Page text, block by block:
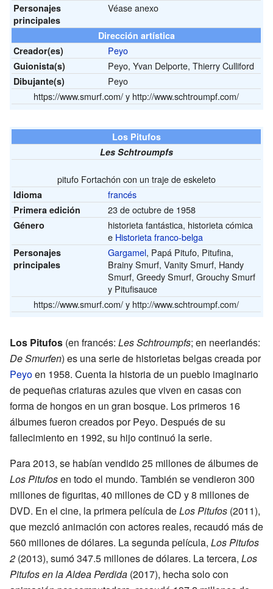
Personajes
principales
Véase anexo
Dirección artística
Creador(es)
Peyo
Guionista(s) Peyo, Yvan Delporte, Thierry Culliford
Dibujante(s)
Peyo
https://www.smurf.com/y http://www.schtroumpf.com/
Los Pitufos
Les Schtroumpfs
pitufo Fortachón con un traje de eskeleto
Idioma francés
Primera edición 23 de octubre de 1958
Género
historieta fantástica, historieta cómica
e Historieta franco-belga
Personajes
principales
Gargamel, Papá Pitufo, Pitufina,
Brainy Smurf, Vanity Smurf, Handy
Smurf, Greedy Smurf, Grouchy Smurf
y Pitufisauce
https://www.smurf.com/y http://www.schtroumpf.com/
Los Pitufos (en francés: Les Schtroumpfs; en neerlandés:
De Smurfen) es una serie de historietas belgas creada por
Peyoen 1958. Cuenta la historia de un pueblo imaginario
de pequeñas criaturas azules que viven en casas con
forma de hongos en un gran bosque. Los primeros 16
álbumes fueron creados por Peyo. Después de su
fallecimiento en 1992, su hijo continuó la serie.
Para 2013, se habían vendido 25 millones de álbumes de
Los Pitufosen todo el mundo. También se vendieron 300
millones de figuritas, 40 millones de CD y 8 millones de
DVD. En el cine, la primera película deLos Pitufos (2011),
que mezcló animación con actores reales, recaudó más de
560 millones de dólares. La segunda película, Los Pitufos
2 (2013), sumó 347.5 millones de dólares. La tercera, Los
Pitufos en la Aldea Perdida (2017), hecha solo con